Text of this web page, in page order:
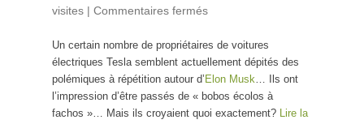
visites | Commentaires fermés
Un certain nombre de propriétaires de voitures
électriques Tesla semblent actuellement dépités des
polémiques à répétition autour d’ Elon Musk… Ils ont
l’impression d’être passés de « bobos écolos à
fachos »… Mais ils croyaient quoi exactement? Lire la